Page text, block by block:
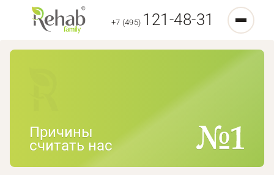
+7 (495) 121-48-31
Причины
считать нас